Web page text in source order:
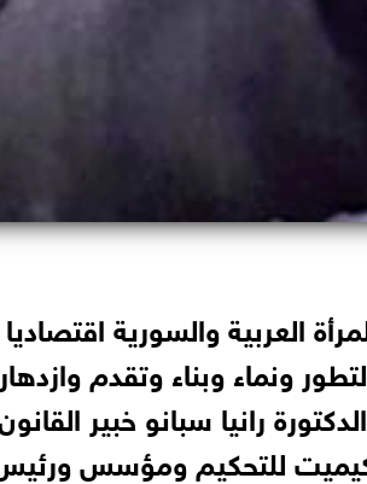
العربية والسورية
ونماء وبناء وتقدم وازدهار
رانيا سبانو خبير
للتحكيم ومؤسس ورئيس